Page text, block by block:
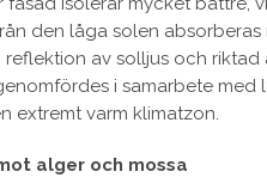
den låga solen
av solljus och
i samarbete
extremt varm klimatzon.
alger och mossa